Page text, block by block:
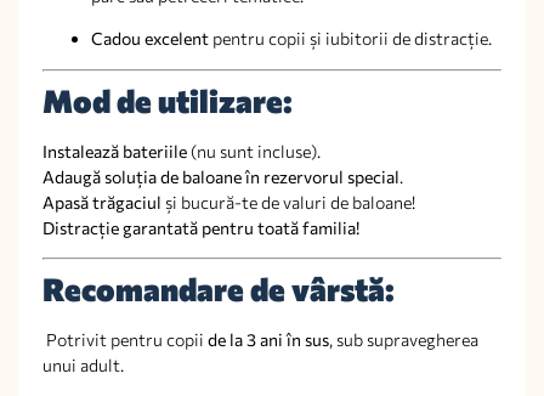
Cadou excelent pentru copii și iubitorii de distracție.
Mod de utilizare:
Instalează bateriile(nu sunt incluse).
Adaugă soluția de baloane în rezervorul special.
Apasă trăgaciul și bucură-te de valuri de baloane!
Distracție garantată pentru toată familia!
Recomandare de vârstă:
Potrivit pentru copii de la 3 ani în sus, sub supravegherea
unui adult.